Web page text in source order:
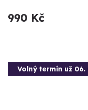
990 Kč
Volný termín už 06.